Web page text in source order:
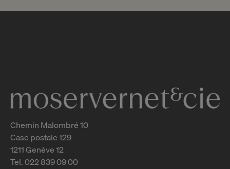
CHF 4’900.- / mois
Chemin Malombré 10
Case postale 129
1211 Genève 12
Tel. 022 839 09 00